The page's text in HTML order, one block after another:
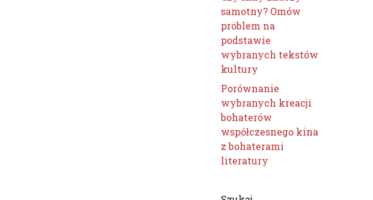
samotny? Omów
problem na
podstawie
wybranych tekstów
kultury
Porównanie
wybranych kreacji
bohaterów
współczesnego kina
z bohaterami
literatury